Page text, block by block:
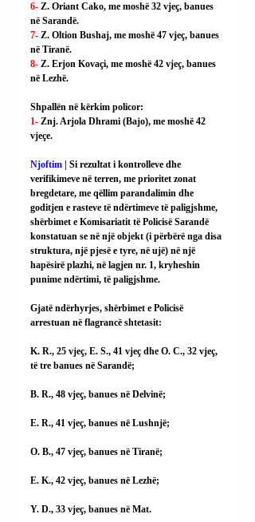
6- Z. Oriant Cako, me moshë 32 vjeç, banues
në Sarandë.
7- Z. Oltion Bushaj, me moshë 47 vjeç, banues
në Tiranë.
8- Z. Erjon Kovaçi, me moshë 42 vjeç, banues
në Lezhë.
Shpallën në kërkim policor:
1- Znj. Arjola Dhrami (Bajo), me moshë 42
vjeçe.
Njoftim | Si rezultat i kontrolleve dhe
verifikimeve në terren, me prioritet zonat
bregdetare, me qëllim parandalimin dhe
goditjen e rasteve të ndërtimeve të paligjshme,
shërbimet e Komisariatit të Policisë Sarandë
konstatuan se në një objekt (i përbërë nga disa
struktura, një pjesë e tyre, në ujë) në një
hapësirë plazhi, në lagjen nr. 1, kryheshin
punime ndërtimi, të paligjshme.
Gjatë ndërhyrjes, shërbimet e Policisë
arrestuan në flagrancë shtetasit:
K. R., 25 vjeç, E. S., 41 vjeç dhe O. C., 32 vjeç,
të tre banues në Sarandë;
B. R., 48 vjeç, banues në Delvinë;
E. R., 41 vjeç, banues në Lushnjë;
O. B., 47 vjeç, banues në Tiranë;
E. K., 42 vjeç, banues në Lezhë;
Y. D., 33 vjeç, banues në Mat.